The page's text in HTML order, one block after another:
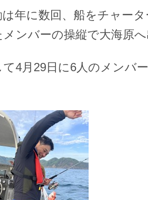
は年に数回、船をチャー
メンバーの操縦で大海原
て4月29日に6人のメンバ